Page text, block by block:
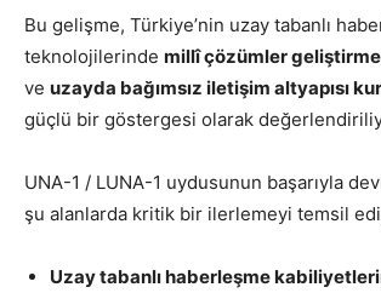
Bu gelişme, Türkiye’nin uzay tabanlı
teknolojilerinde millî çözümler
ve uzayda bağımsız iletişim altyapısı
güçlü bir göstergesi olarak
UNA-1 / LUNA-1 uydusunun başarıyla
şu alanlarda kritik bir ilerlemeyi temsil
Uzay tabanlı haberleşme